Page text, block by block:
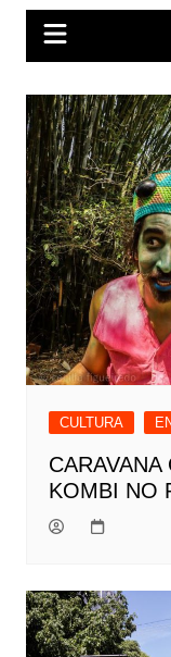
CULTURA
CARAVANA
KOMBI NO